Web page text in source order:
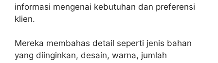
informasi mengenai kebutuhan dan preferensi
klien.
Mereka membahas detail seperti jenis bahan
yang diinginkan, desain, warna, jumlah